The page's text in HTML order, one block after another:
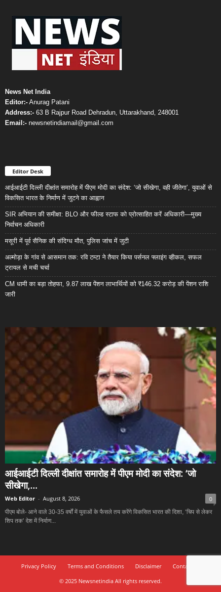
News Net India
Editor:- Anurag Patani
Address:- 63 B Rajpur Road Dehradun, Uttarakhand, 248001
Email:- newsnetindiamail@gmail.com
Editor Desk
आईआईटी दिल्ली दीक्षांत समारोह में पीएम मोदी का संदेश: ‘जो सीखेगा, वही जीतेगा’, युवाओं से
विकसित भारत के निर्माण में जुटने का आह्वान
SIR अभियान की समीक्षा: BLO और फील्ड स्टाफ को प्रोत्साहित करें अधिकारी—मुख्य
निर्वाचन अधिकारी
मसूरी में पूर्व सैनिक की संदिग्ध मौत, पुलिस जांच में जुटी
अल्मोड़ा के गांव से आसमान तक: रवि टम्टा ने तैयार किया पर्सनल फ्लाइंग व्हीकल, सफल
ट्रायल से मची चर्चा
CM धामी का बड़ा तोहफा, 9.87 लाख पेंशन लाभार्थियों को ₹146.32 करोड़ की पेंशन राशि
जारी
आईआईटी दिल्ली दीक्षांत समारोह में पीएम मोदी का संदेश: ‘जो
सीखेगा,...
Web Editor - August 8, 2026 0
पीएम बोले- आने वाले 30-35 वर्षों में युवाओं के फैसले तय करेंगे विकसित भारत की दिशा, ‘चिप से लेकर
शिप तक’ देश में निर्माण...
Privacy Policy Terms and Conditions Disclaimer
Contact Us
© 2025 Newsnetindia All rights reserved.